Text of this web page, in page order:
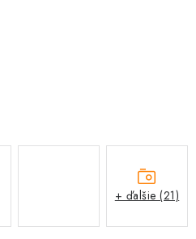
+ ďalšie (21)